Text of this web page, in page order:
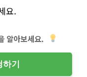
요.
알아보세요.
기